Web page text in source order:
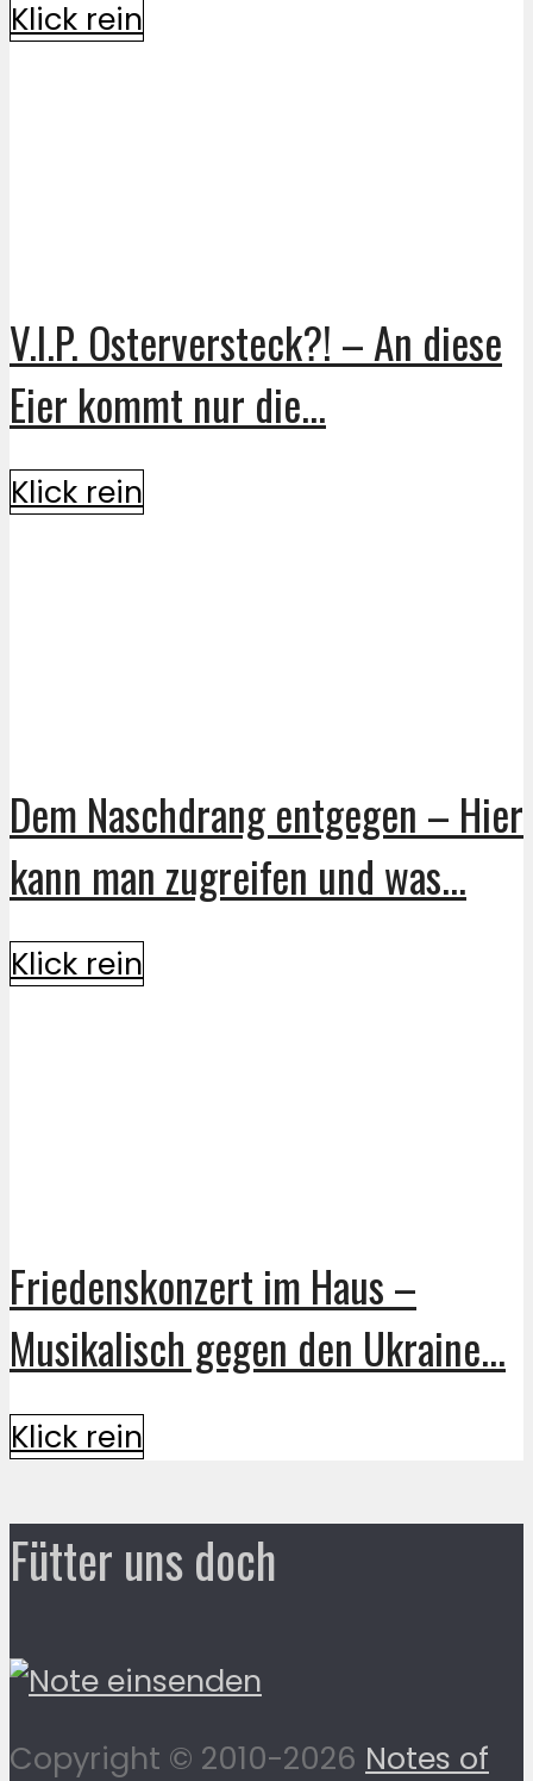
Klick rein
V.I.P. Osterversteck?! – An diese
Eier kommt nur die...
Klick rein
Dem Naschdrang entgegen – Hier
kann man zugreifen und was...
Klick rein
Friedenskonzert im Haus –
Musikalisch gegen den Ukraine...
Klick rein
Fütter uns doch
Copyright © 2010-2026 Notes of